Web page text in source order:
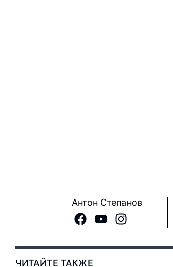
Антон Степанов
ЧИТАЙТЕ ТАКЖЕ